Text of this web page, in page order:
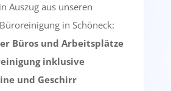
Auszug aus unseren
in Schöneck:
Büros und Arbeitsplätze
inklusive
und Geschirr